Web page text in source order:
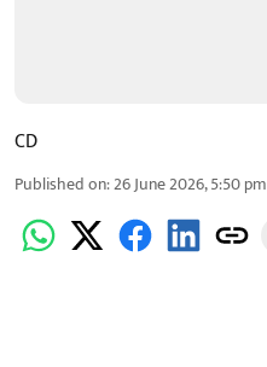
CD
Published on:26 June 2026, 5:50 pm